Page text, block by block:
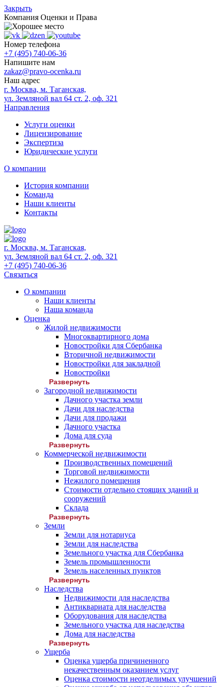
Закрыть
Компания Оценки и Права
Номер телефона
+7 (495) 740-06-36
Напишите нам
zakaz@pravo-ocenka.ru
Наш адрес
г. Москва, м. Таганская,
ул. Земляной вал 64 ст. 2, оф. 321
Направления
Услуги оценки
Лицензирование
Экспертиза
Юридические услуги
О компании
История компании
Команда
Наши клиенты
Контакты
г. Москва, м. Таганская,
ул. Земляной вал 64 ст. 2, оф. 321
+7 (495) 740-06-36
Связаться
О компании
Наши клиенты
Наша команда
Оценка
Жилой недвижимости
Многоквартирного дома
Новостройки для Сбербанка
Вторичной недвижимости
Новостройки для закладной
Новостройки
Развернуть
Загородной недвижимости
Дачного участка земли
Дачи для наследства
Дачи для продажи
Дачного участка
Дома для суда
Развернуть
Коммерческой недвижимости
Производственных помещений
Торговой недвижимости
Нежилого помещения
Стоимости отдельно стоящих зданий и
сооружений
Склада
Развернуть
Земли
Земли для нотариуса
Земли для наследства
Земельного участка для Сбербанка
Земель промышленности
Земель населенных пунктов
Развернуть
Наследства
Недвижимости для наследства
Антиквариата для наследства
Оборудования для наследства
Земельного участка для наследства
Дома для наследства
Развернуть
Ущерба
Оценка ущерба причиненного
некачественным оказанием услуг
Оценка стоимости неотделимых улучшений